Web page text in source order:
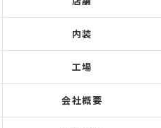
内装
工場
会社概要